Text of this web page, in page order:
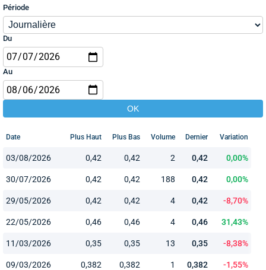
Période
Du
Au
Date Plus Haut Plus Bas Volume Dernier Variation
03/08/2026 0,42 0,42 2 0,42 0,00%
30/07/2026 0,42 0,42 188 0,42 0,00%
29/05/2026 0,42 0,42 4 0,42 -8,70%
22/05/2026 0,46 0,46 4 0,46 31,43%
11/03/2026 0,35 0,35 13 0,35 -8,38%
09/03/2026 0,382 0,382 1 0,382 -1,55%